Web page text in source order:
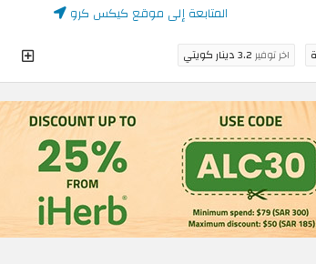
المتابعة إلى موقع كيكس كرو
اخر توفير3.2 دينار كويتي